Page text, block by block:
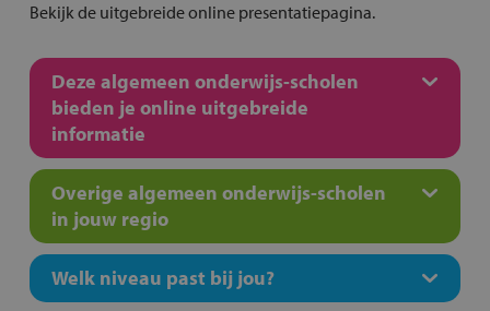
Bekijk de uitgebreide online presentatiepagina.
Deze algemeen onderwijs-scholen
bieden je online uitgebreide
informatie
Overige algemeen onderwijs-scholen
in jouw regio
Welk niveau past bij jou?